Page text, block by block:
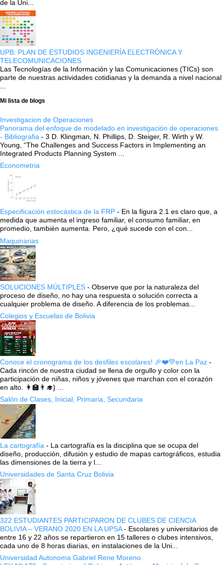
de la Uni...
UPB: PLAN DE ESTUDIOS INGENIERÍA ELECTRÓNICA Y
TELECOMUNICACIONES
Las Tecnologías de la Información y las Comunicaciones (TICs) son
parte de nuestras actividades cotidianas y la demanda a nivel nacional
Mi lista de blogs
Investigacion de Operaciones
Panorama del enfoque de modelado en investigación de operaciones
- Bibliografia - 3 D. Klingman, N. Phillips, D. Steiger, R. Wirth y W.
Young, “The Challenges and Success Factors in Implementing an
Integrated Products Planning System ...
Econometria
Especificación estocástica de la FRP - En la figura 2.1 es claro que, a
medida que aumenta el ingreso familiar, el consumo familiar, en
promedio, también aumenta. Pero, ¿qué sucede con el con...
Maquinarias
SOLUCIONES MÚLTIPLES - Observe que por la naturaleza del
proceso de diseño, no hay una respuesta o solución correcta a
cualquier problema de diseño. A diferencia de los problemas...
Colegios y Escuelas de Bolivia
Conoce el cronograma de los desfiles escolares! 🎉❤️💚en La Paz -
Cada rincón de nuestra ciudad se llena de orgullo y color con la
participación de niñas, niños y jóvenes que marchan con el corazón
en alto. 👩‍🏫👨‍🎓} ...
Salón de Clases, Inicial, Primaria, Secundaria
La cartografía - La cartografía es la disciplina que se ocupa del
diseño, producción, difusión y estudio de mapas cartográficos, estudia
las dimensiones de la tierra y l...
Universidades de Santa Cruz Bolivia
322 ESTUDIANTES PARTICIPARON DE CLUBES DE CIENCIA
BOLIVIA – VERANO 2020 EN LA UPSA- Escolares y universitarios de
entre 16 y 22 años se repartieron en 15 talleres o clubes intensivos,
cada uno de 8 horas diarias, en instalaciones de la Uni...
Universidad Autonoma Gabriel Rene Moreno